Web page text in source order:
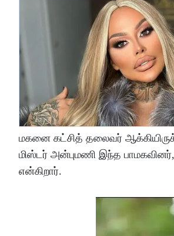
மகனை கட்சித் தலைவர்
மிஸ்டர் அன்புமணி இந்த
என்கிறார்.